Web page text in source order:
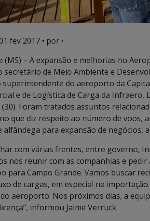
fev 2017 • por •
(MS) – A expansão e melhorias no
secretário de Meio Ambiente e
superintendente do aeroporto da
e de Logística de Carga da Infraero,
Foram tratados assuntos
que diz respeito ao número de voos,
alfândega para expansão de negócios,
com várias frentes, entre governo,
nos reunir com as companhias e
para Campo Grande. Vamos buscar
de cargas, em especial na
aeroporto. Nos próximos dias, a
informou Jaime Verruck.